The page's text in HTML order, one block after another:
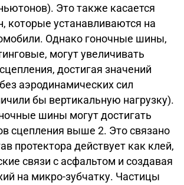
Это также касается
которые устанавливаются на
Однако гоночные шины,
могут увеличивать
достигая значений
аэродинамических сил
бы вертикальную нагрузку).
шины могут достигать
сцепления выше 2. Это связано
протектора действует как клей,
связи с асфальтом и создавая
на микро-зубчатку. Частицы